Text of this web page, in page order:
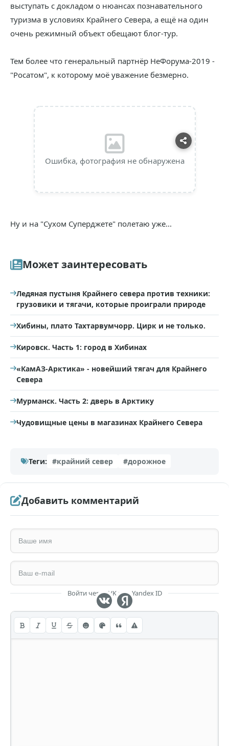
выступать с докладом о нюансах познавательного
туризма в условиях Крайнего Севера, а ещё на один
очень режимный объект обещают блог-тур.
Тем более что генеральный партнёр НеФорума-2019 -
"Росатом", к которому моё уважение безмерно.
Ошибка, фотография не обнаружена
Ну и на "Сухом Суперджете" полетаю уже...
Может заинтересовать
Ледяная пустыня Крайнего севера против техники:
грузовики и тягачи, которые проиграли природе
Хибины, плато Тахтарвумчорр. Цирк и не только.
Кировск. Часть 1: город в Хибинах
«КамАЗ-Арктика» - новейший тягач для Крайнего
Севера
Мурманск. Часть 2: дверь в Арктику
Чудовищные цены в магазинах Крайнего Севера
Теги: #крайний север #дорожное
Добавить комментарий
Войти через VK или Yandex ID